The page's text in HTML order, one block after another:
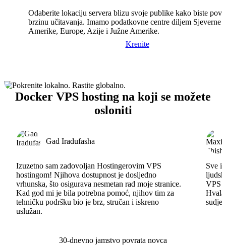
Odaberite lokaciju servera blizu svoje publike kako biste
brzinu učitavanja. Imamo podatkovne centre diljem Sjeverne
Amerike, Europe, Azije i Južne Amerike.
Krenite
Docker VPS hosting na koji se možete
osloniti
Gad Iradufasha
Izuzetno sam zadovoljan Hostingerovim VPS
hostingom! Njihova dostupnost je dosljedno
vrhunska, što osigurava nesmetan rad moje stranice.
Kad god mi je bila potrebna pomoć, njihov tim za
tehničku podršku bio je brz, stručan i iskreno
uslužan.
Sve
VPS
30-dnevno jamstvo povrata novca